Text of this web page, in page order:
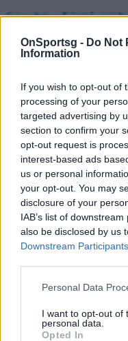
OnSportsg - Do Not
Information
If you wish to opt-out of
processing of your
targeted advertising by
section to confirm your
opt-out request is
interest-based ads
us or personal
your opt-out. You may
disclosure of your
IAB’s list of
also be disclosed by us
Downstream Participants
Personal Data
I want to opt-out of
personal data.
Opted In
Χαρούμενος ο
αδερφό του
τη νέα προοπτική του
22 Ιουνίου 2023 22:44